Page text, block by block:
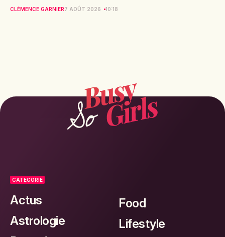
CLÉMENCE GARNIER7 AOÛT 2026 10:18
CATEGORIE
Actus
Astrologie
Food
Lifestyle